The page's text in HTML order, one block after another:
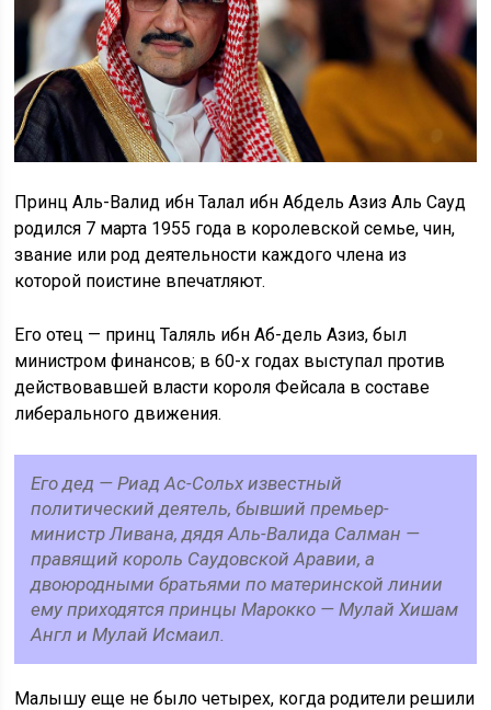
Принц Аль-Валид ибн Талал ибн Абдель Азиз Аль Сауд
родился 7 марта 1955 года в королевской семье, чин,
звание или род деятельности каждого члена из
которой поистине впечатляют.
Его отец — принц Таляль ибн Аб-дель Азиз, был
министром финансов; в 60-х годах выступал против
действовавшей власти короля Фейсала в составе
либерального движения.
Его дед — Риад Ас-Сольх известный
политический деятель, бывший премьер-
министр Ливана, дядя Аль-Валида Салман —
правящий король Саудовской Аравии, а
двоюродными братьями по материнской линии
ему приходятся принцы Марокко — Мулай Хишам
Англ и Мулай Исмаил.
Малышу еще не было четырех, когда родители решили